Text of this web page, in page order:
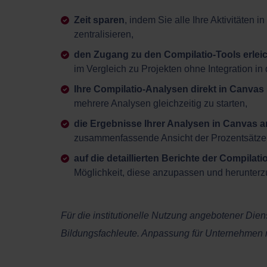
Zeit sparen, indem Sie alle Ihre Aktivitäten
zentralisieren,
den Zugang zu den Compilatio-Tools
im Vergleich zu Projekten ohne Integration in
Ihre Compilatio-Analysen direkt in Canvas
mehrere Analysen gleichzeitig zu starten,
die Ergebnisse Ihrer Analysen in Canvas
zusammenfassende Ansicht der
auf die detaillierten Berichte der
Möglichkeit, diese anzupassen und
Für die institutionelle Nutzung angebotener
Bildungsfachleute. Anpassung für Unternehmen